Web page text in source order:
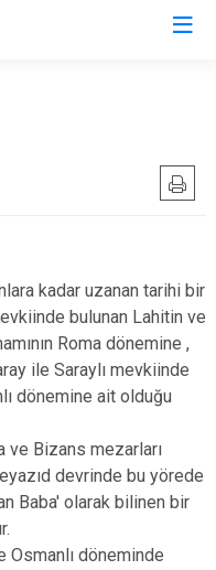
kadar uzanan tarihi bir
bulunan Lahitin ve
Roma dönemine ,
ile Saraylı mevkiinde
dönemine ait olduğu
ve Bizans mezarları
devrinde bu yörede
Baba' olarak bilinen bir
Osmanlı döneminde